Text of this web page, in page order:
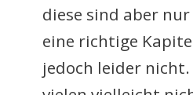
diese sind aber
eine richtige
jedoch leider nicht.